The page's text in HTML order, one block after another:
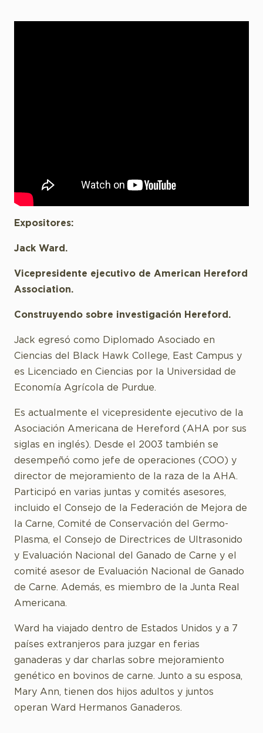
Expositores:
Jack Ward.
Vicepresidente ejecutivo de American Hereford
Association.
Construyendo sobre investigación Hereford.
Jack egresó como Diplomado Asociado en
Ciencias del Black Hawk College, East Campus y
es Licenciado en Ciencias por la Universidad de
Economía Agrícola de Purdue.
Es actualmente el vicepresidente ejecutivo de la
Asociación Americana de Hereford (AHA por sus
siglas en inglés). Desde el 2003 también se
desempeñó como jefe de operaciones (COO) y
director de mejoramiento de la raza de la AHA.
Participó en varias juntas y comités asesores,
incluido el Consejo de la Federación de Mejora de
la Carne, Comité de Conservación del Germo-
Plasma, el Consejo de Directrices de Ultrasonido
y Evaluación Nacional del Ganado de Carne y el
comité asesor de Evaluación Nacional de Ganado
de Carne. Además, es miembro de la Junta Real
Americana.
Ward ha viajado dentro de Estados Unidos y a 7
países extranjeros para juzgar en ferias
ganaderas y dar charlas sobre mejoramiento
genético en bovinos de carne. Junto a su esposa,
Mary Ann, tienen dos hijos adultos y juntos
operan Ward Hermanos Ganaderos.